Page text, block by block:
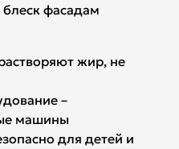
фасадам
жир, не
–
машины
для детей и